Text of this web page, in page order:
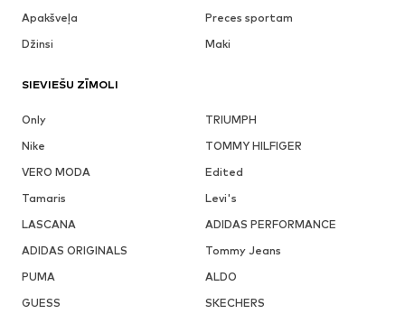
Apakšveļa
Preces sportam
Džinsi
Maki
SIEVIEŠU ZĪMOLI
Only
TRIUMPH
Nike
TOMMY HILFIGER
VERO MODA
Edited
Tamaris
Levi's
LASCANA
ADIDAS PERFORMANCE
ADIDAS ORIGINALS
Tommy Jeans
PUMA
ALDO
GUESS
SKECHERS